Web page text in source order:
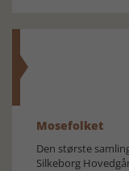
Mosefolket
Den største
Silkeborg